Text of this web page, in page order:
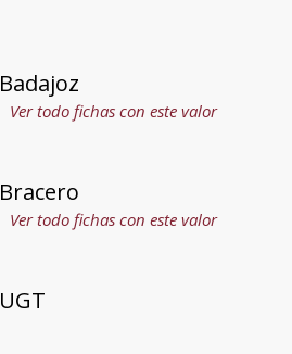
Badajoz
Ver todo fichas con este valor
Bracero
Ver todo fichas con este valor
UGT